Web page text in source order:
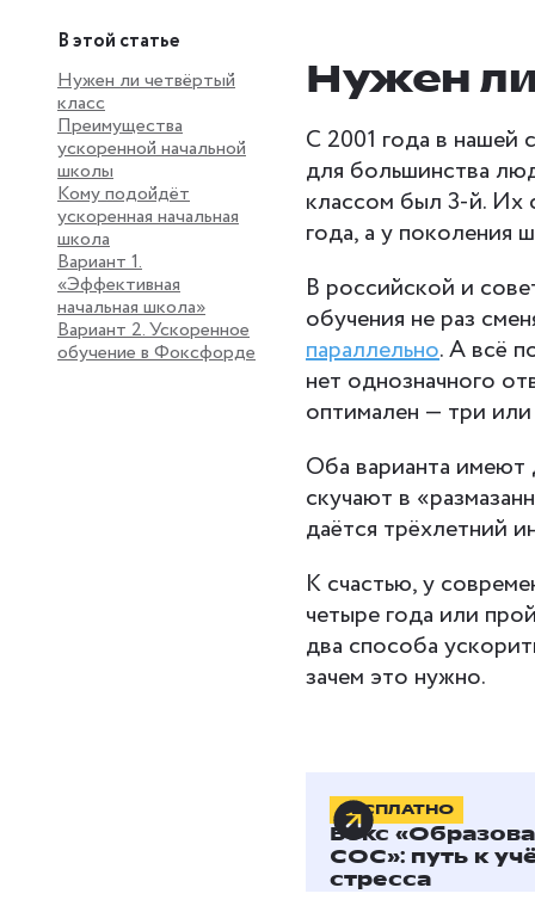
В этой статье
Нужен ли четвёртый
класс
Преимущества
ускоренной начальной
школы
Кому подойдёт
ускоренная начальная
школа
Вариант 1.
«Эффективная
начальная школа»
Вариант 2. Ускоренное
обучение в Фоксфорде
Нужен
С 2001 года в нашей
для большинства
классом был 3-й. Их
года, а у поколения
В российской и
обучения не раз
параллельно. А всё
нет однозначного
оптимален — три
Оба варианта имеют
скучают в
даётся трёхлетний
К счастью, у
четыре года или
два способа
зачем это нужно.
БЕСПЛАТНО
Бокс
СОС»: путь к
стресса